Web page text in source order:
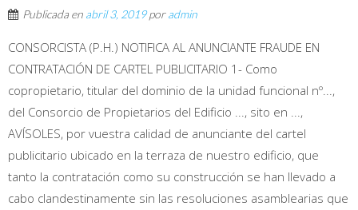
Publicada en abril 3, 2019poradmin
CONSORCISTA (P.H.) NOTIFICA AL ANUNCIANTE FRAUDE EN
CONTRATACIÓN DE CARTEL PUBLICITARIO 1- Como
copropietario, titular del dominio de la unidad funcional nº...,
del Consorcio de Propietarios del Edificio ..., sito en ...,
AVÍSOLES, por vuestra calidad de anunciante del cartel
publicitario ubicado en la terraza de nuestro edificio, que
tanto la contratación como su construcción se han llevado a
cabo clandestinamente sin las resoluciones asamblearias que